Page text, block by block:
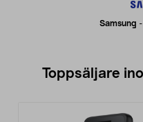
Samsung -
Toppsäljare